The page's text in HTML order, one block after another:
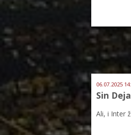
06.07.2025
Sin
Ali, i Inter